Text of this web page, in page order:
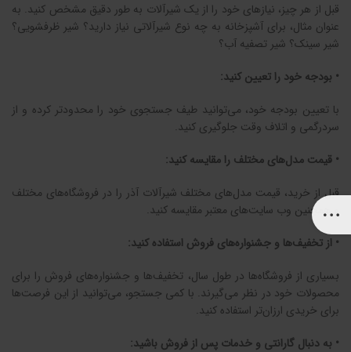
قبل از هر چیز، نیازهای خود را از یک شیرآلات به طور دقیق مشخص کنید. به
عنوان مثال، برای آشپزخانه به چه نوع شیرآلاتی نیاز دارید؟ شیر ظرفشویی؟
شیر سینک؟ شیر تصفیه آب؟
• بودجه خود را تعیین کنید:
با تعیین بودجه خود، می‌توانید طیف جستجوی خود را محدودتر کرده و از
سردرگمی و اتلاف وقت جلوگیری کنید.
• قیمت مدل‌های مختلف را مقایسه کنید:
قبل از خرید، قیمت مدل‌های مختلف شیرآلات آذر را در فروشگاه‌های مختلف
و همچنین وب سایت‌های معتبر مقایسه کنید.
• از تخفیف‌ها و جشنواره‌های فروش استفاده کنید:
بسیاری از فروشگاه‌ها در طول سال، تخفیف‌ها و جشنواره‌های فروش را برای
محصولات خود در نظر می‌گیرند. با کمی جستجو، می‌توانید از این فرصت‌ها
برای خریدی ارزان‌تر استفاده کنید.
• به دنبال گارانتی و خدمات پس از فروش باشید: